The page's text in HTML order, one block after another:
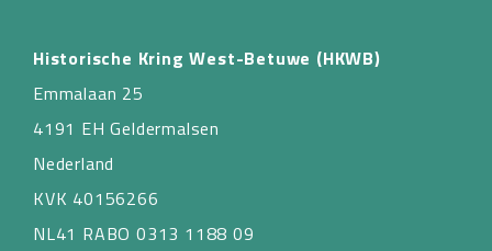
Historische Kring West-Betuwe (HKWB)
Emmalaan 25
4191 EH Geldermalsen
Nederland
KVK 40156266
NL41 RABO 0313 1188 09